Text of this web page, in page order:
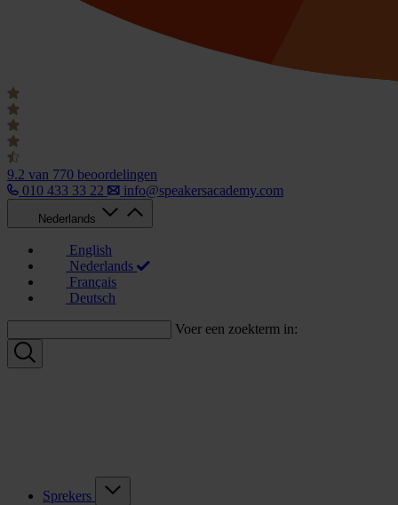
9.2 van 770 beoordelingen
010 433 33 22
info@speakersacademy.com
Nederlands
English
Nederlands
Français
Deutsch
Voer een zoekterm in:
Sprekers